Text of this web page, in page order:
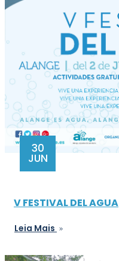
30
JUN
V FESTIVAL DEL AGUA
Leia Mais